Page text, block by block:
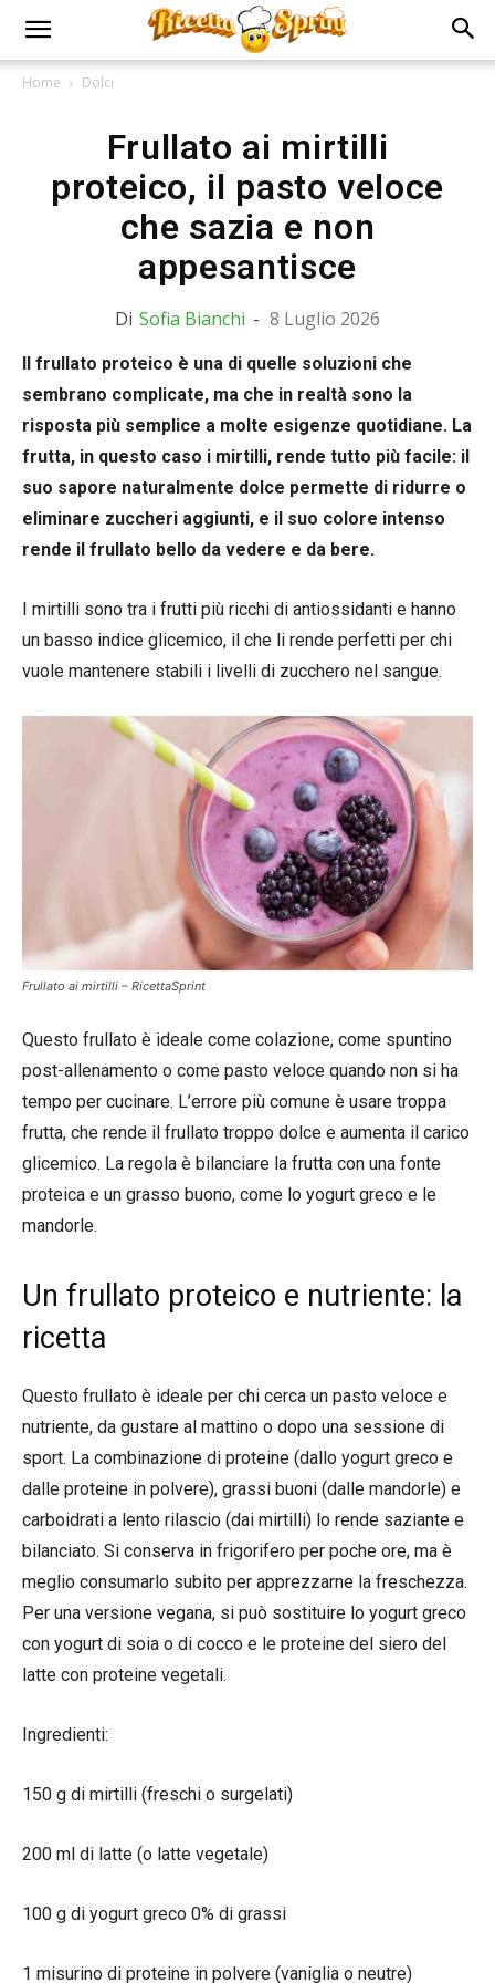
Home Dolci
Frullato ai mirtilli
proteico, il pasto veloce
che sazia e non
appesantisce
Di Sofia Bianchi - 8 Luglio 2026
Il frullato proteico è una di quelle soluzioni che
sembrano complicate, ma che in realtà sono la
risposta più semplice a molte esigenze quotidiane. La
frutta, in questo caso i mirtilli, rende tutto più facile: il
suo sapore naturalmente dolce permette di ridurre o
eliminare zuccheri aggiunti, e il suo colore intenso
rende il frullato bello da vedere e da bere.
I mirtilli sono tra i frutti più ricchi di antiossidanti e hanno
un basso indice glicemico, il che li rende perfetti per chi
vuole mantenere stabili i livelli di zucchero nel sangue.
Frullato ai mirtilli – RicettaSprint
Questo frullato è ideale come colazione, come spuntino
post-allenamento o come pasto veloce quando non si ha
tempo per cucinare. L’errore più comune è usare troppa
frutta, che rende il frullato troppo dolce e aumenta il carico
glicemico. La regola è bilanciare la frutta con una fonte
proteica e un grasso buono, come lo yogurt greco e le
mandorle.
Un frullato proteico e nutriente: la
ricetta
Questo frullato è ideale per chi cerca un pasto veloce e
nutriente, da gustare al mattino o dopo una sessione di
sport. La combinazione di proteine (dallo yogurt greco e
dalle proteine in polvere), grassi buoni (dalle mandorle) e
carboidrati a lento rilascio (dai mirtilli) lo rende saziante e
bilanciato. Si conserva in frigorifero per poche ore, ma è
meglio consumarlo subito per apprezzarne la freschezza.
Per una versione vegana, si può sostituire lo yogurt greco
con yogurt di soia o di cocco e le proteine del siero del
latte con proteine vegetali.
Ingredienti:
150 g di mirtilli (freschi o surgelati)
200 ml di latte (o latte vegetale)
100 g di yogurt greco 0% di grassi
1 misurino di proteine in polvere (vaniglia o neutre)